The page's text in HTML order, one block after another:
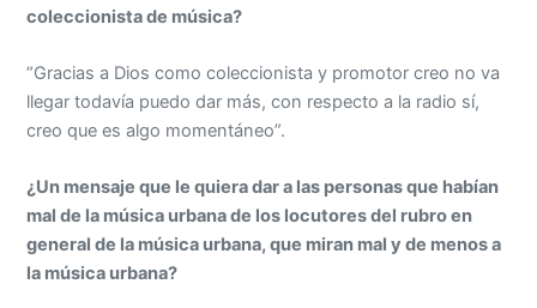
coleccionista de música?
“Gracias a Dios como coleccionista y promotor creo no va
llegar todavía puedo dar más, con respecto a la radio sí,
creo que es algo momentáneo”.
¿Un mensaje que le quiera dar a las personas que habían
mal de la música urbana de los locutores del rubro en
general de la música urbana, que miran mal y de menos a
la música urbana?